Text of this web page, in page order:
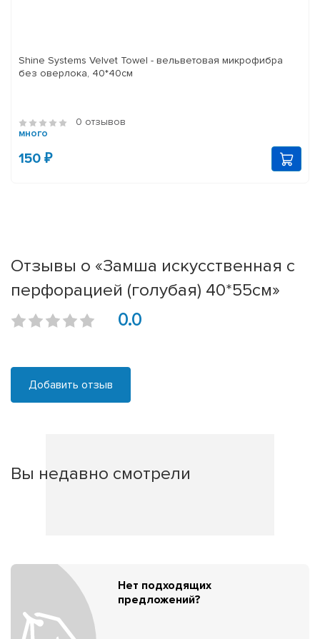
Shine Systems Velvet Towel - вельветовая микрофибра
без оверлока, 40*40см
0 отзывов
много
150 ₽
Отзывы о «Замша искусственная с
перфорацией (голубая) 40*55см»
0.0
Добавить отзыв
Вы недавно смотрели
Нет подходящих
предложений?